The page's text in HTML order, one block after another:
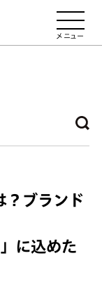
？ブランド
に込めた